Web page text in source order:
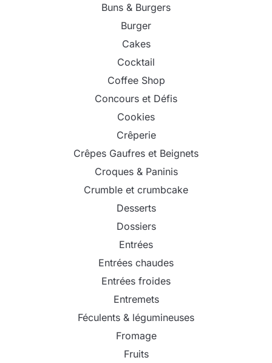
Buns & Burgers
Burger
Cakes
Cocktail
Coffee Shop
Concours et Défis
Cookies
Crêperie
Crêpes Gaufres et Beignets
Croques & Paninis
Crumble et crumbcake
Desserts
Dossiers
Entrées
Entrées chaudes
Entrées froides
Entremets
Féculents & légumineuses
Fromage
Fruits